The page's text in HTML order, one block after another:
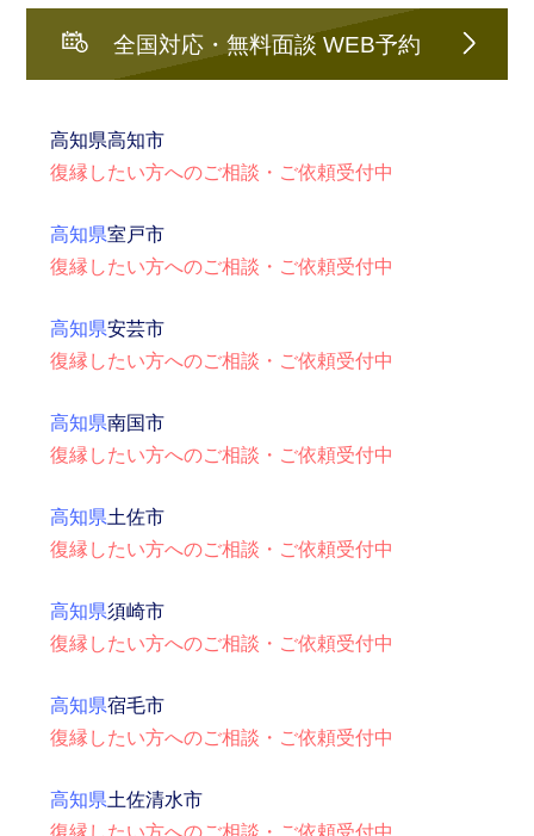
全国対応・無料面談 WEB予約
高知県高知市
復縁したい方へのご相談・ご依頼受付中
高知県室戸市
復縁したい方へのご相談・ご依頼受付中
高知県安芸市
復縁したい方へのご相談・ご依頼受付中
高知県南国市
復縁したい方へのご相談・ご依頼受付中
高知県土佐市
復縁したい方へのご相談・ご依頼受付中
高知県須崎市
復縁したい方へのご相談・ご依頼受付中
高知県宿毛市
復縁したい方へのご相談・ご依頼受付中
高知県土佐清水市